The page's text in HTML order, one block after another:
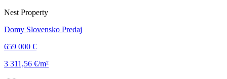
Nest Property
Domy Slovensko Predaj
659 000 €
3 311,56 €/m²